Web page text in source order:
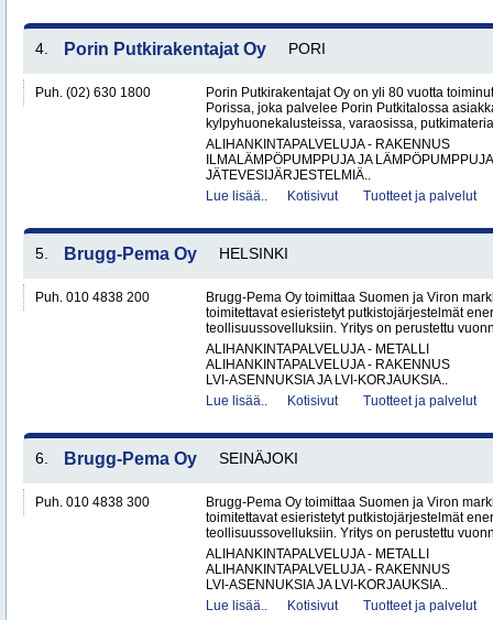
4. Porin Putkirakentajat Oy PORI
Puh. (02) 630 1800
Porin Putkirakentajat Oy on yli 80 vuotta
Porissa, joka palvelee Porin Putkitalossa
kylpyhuonekalusteissa, varaosissa,
ALIHANKINTAPALVELUJA - RAKENNUS
ILMALÄMPÖPUMPPUJA JA LÄMPÖPUMPPUJA
JÄTEVESIJÄRJESTELMIÄ..
Lue lisää..
Kotisivut Tuotteet ja palvelut
5. Brugg-Pema Oy HELSINKI
Puh. 010 4838 200
Brugg-Pema Oy toimittaa Suomen ja Viron
toimitettavat esieristetyt putkistojärjestelmät
teollisuussovelluksiin. Yritys on perustettu
ALIHANKINTAPALVELUJA - METALLI
ALIHANKINTAPALVELUJA - RAKENNUS
LVI-ASENNUKSIA JA LVI-KORJAUKSIA..
Lue lisää..
Kotisivut Tuotteet ja palvelut
6. Brugg-Pema Oy SEINÄJOKI
Puh. 010 4838 300
Brugg-Pema Oy toimittaa Suomen ja Viron
toimitettavat esieristetyt putkistojärjestelmät
teollisuussovelluksiin. Yritys on perustettu
ALIHANKINTAPALVELUJA - METALLI
ALIHANKINTAPALVELUJA - RAKENNUS
LVI-ASENNUKSIA JA LVI-KORJAUKSIA..
Lue lisää..
Kotisivut Tuotteet ja palvelut